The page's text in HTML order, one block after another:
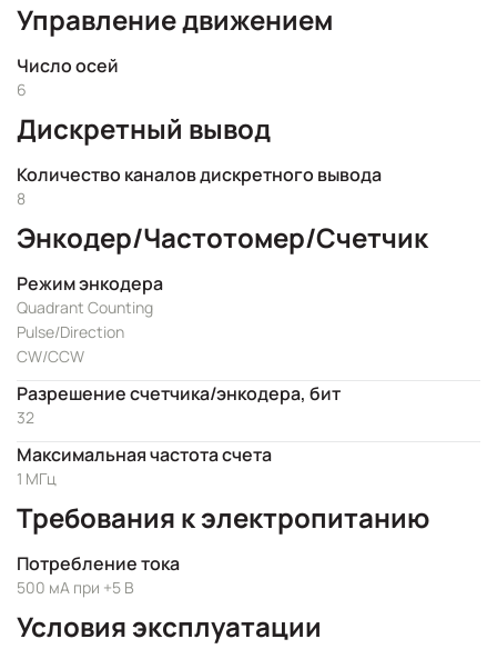
Управление движением
Число осей
6
Дискретный вывод
Количество каналов дискретного вывода
8
Энкодер/Частотомер/Счетчик
Режим энкодера
Quadrant Counting
Pulse/Direction
CW/CCW
Разрешение счетчика/энкодера, бит
32
Максимальная частота счета
1 МГц
Требования к электропитанию
Потребление тока
500 мА при +5 В
Условия эксплуатации